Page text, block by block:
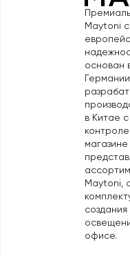
Maytoni
основан
в Китае
Maytoni,
офисе.
Настольные лампы
Профили для ленты